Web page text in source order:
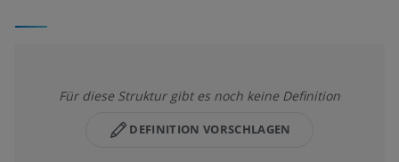
Für diese Struktur gibt es noch keine Definition
DEFINITION VORSCHLAGEN